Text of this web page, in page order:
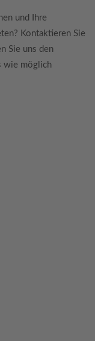
und Ihre
Kontaktieren Sie
Sie uns den
wie möglich